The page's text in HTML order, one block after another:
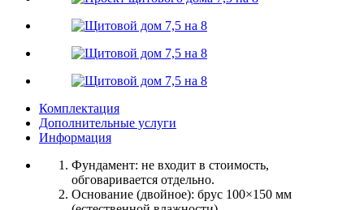
Комплектация
Дополнительные услуги
Информация
Фундамент: не входит в стоимость,
обговаривается отдельно.
Основание (двойное): брус 100×150 мм